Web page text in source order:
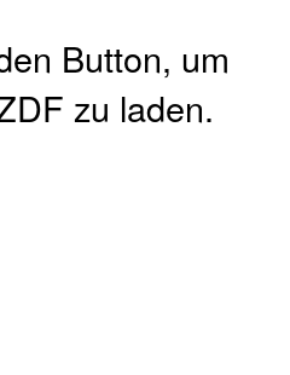
Button, um
zu laden.